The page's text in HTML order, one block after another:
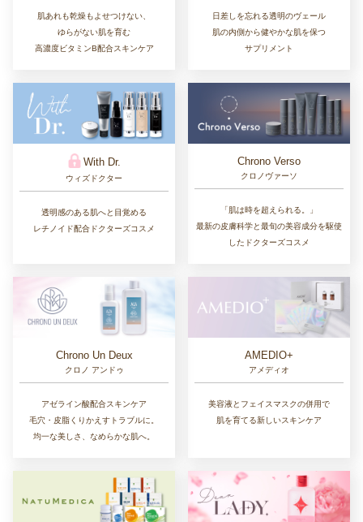
肌あれも乾燥もよせつけない、
ゆらがない肌を育む
高濃度ビタミンB配合スキンケア
日差しを忘れる透明のヴェール
肌の内側から健やかな肌を保つ
サプリメント
With Dr.
ウィズドクター
透明感のある肌へと目覚める
レチノイド配合ドクターズコスメ
Chrono Verso
クロノヴァーソ
「肌は時を超えられる。」
最新の皮膚科学と最旬の美容成分を駆使
したドクターズコスメ
Chrono Un Deux
クロノ アンドゥ
アゼライン酸配合スキンケア
毛穴・皮脂くりかえすトラブルに。
均一な美しさ、なめらかな肌へ。
AMEDIO+
アメディオ
美容液とフェイスマスクの併用で
肌を育てる新しいスキンケア